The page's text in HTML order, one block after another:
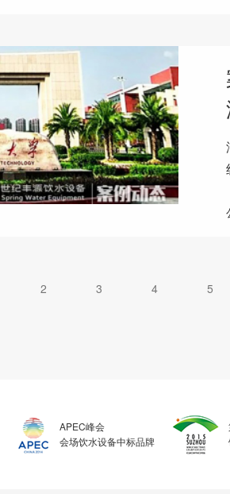
2 3 4 5
APEC峰会
会场饮水设备中标品牌